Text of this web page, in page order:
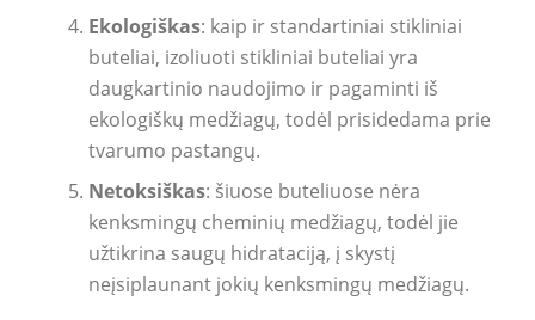
Ekologiškas: kaip ir standartiniai stikliniai
buteliai, izoliuoti stikliniai buteliai yra
daugkartinio naudojimo ir pagaminti iš
ekologiškų medžiagų, todėl prisidedama prie
tvarumo pastangų.
Netoksiškas: šiuose buteliuose nėra
kenksmingų cheminių medžiagų, todėl jie
užtikrina saugų hidrataciją, į skystį
neįsiplaunant jokių kenksmingų medžiagų.